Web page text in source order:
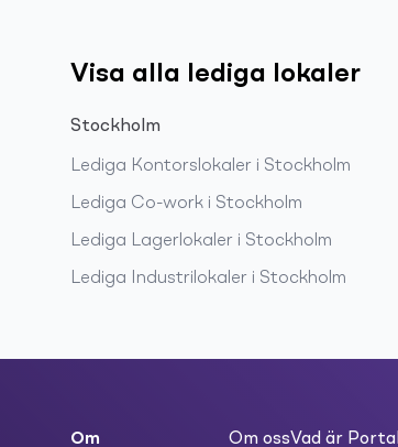
Visa alla lediga lokaler
Stockholm
Lediga Kontorslokaler i Stockholm
Lediga Co-work i Stockholm
Lediga Lagerlokaler i Stockholm
Lediga Industrilokaler i Stockholm
Om Om ossVad är